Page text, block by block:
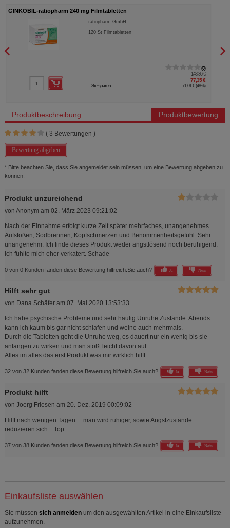
GINKOBIL-ratiopharm 240 mg Filmtabletten
ratiopharm GmbH
120St Filmtabletten
0
148,36 €
77,35 €
Sie sparen 71,01 € (48%)
Produktbeschreibung Produktbewertung
( 3 Bewertungen )
Bewertung abgeben
* Bitte beachten Sie, dass Sie angemeldet sein müssen, um eine Bewertung abgeben zu
können.
Produkt unzureichend
von Anonym am 02. März 2023 09:21:02
Nach der Einnahme erfolgt kurze Zeit später mehrfaches, unangenehmes
Aufstoßen, Sodbrennen, Kopfschmerzen und Benommenheitsgefühl. Sehr
unangenehm. Ich finde dieses Produkt weder angstlösend noch beruhigend.
Ich fühlte mich eher verkatert. Schade
0 von 0 Kunden fanden diese Bewertung hilfreich. Sie auch? Ja Nein
Hilft sehr gut
von Dana Schäferam 07. Mai 2020 13:53:33
Ich habe psychische Probleme und sehr häufig Unruhe Zustände. Abends
kann ich kaum bis gar nicht schlafen und weine auch mehrmals.
Durch die Tabletten geht die Unruhe weg, es dauert nur ein wenig bis sie
anfangen zu wirken und man stößt leicht davon auf.
Alles im alles das erst Produkt was mir wirklich hilft
32 von 32 Kunden fanden diese Bewertung hilfreich. Sie auch? Ja Nein
Produkt hilft
von Joerg Friesen am 20. Dez. 2019 00:09:02
Hilft nach wenigen Tagen.....man wird ruhiger, sowie Angstzustände
reduzieren sich....Top
37 von 38 Kunden fanden diese Bewertung hilfreich. Sie auch? Ja Nein
Einkaufsliste auswählen
Sie müssen sich anmelden um den ausgewählten Artikel in eine Einkaufsliste
aufzunehmen.